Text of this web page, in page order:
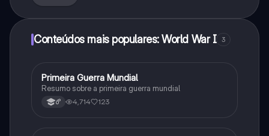
Conteúdos mais populares: World War I 3
História
Primeira Guerra Mundial
Resumo sobre a primeira guerra mundial
6° 4,714 123